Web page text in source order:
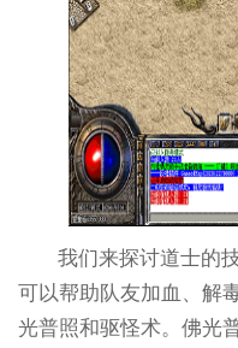
我们来探讨道士的
可以帮助队友加血、解
光普照和驱怪术。佛光